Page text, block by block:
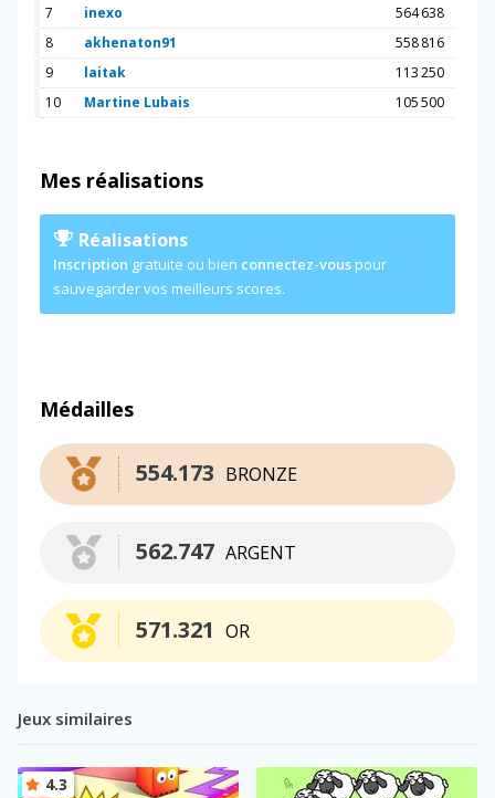
7
inexo
564 638
8
akhenaton91
558 816
9
laitak
113 250
10
Martine Lubais 105 500
Mes réalisations
Réalisations
Inscription gratuite ou bien connectez-vous pour
sauvegarder vos meilleurs scores.
Médailles
BRONZE
554.173
ARGENT
562.747
OR
571.321
Jeux similaires
4.3